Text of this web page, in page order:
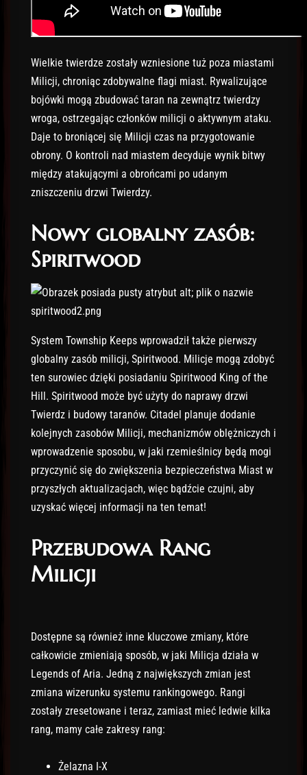
Wielkie twierdze zostały wzniesione tuż poza miastami
Milicji, chroniąc zdobywalne flagi miast. Rywalizujące
bojówki mogą zbudować taran na zewnątrz twierdzy
wroga, ostrzegając członków milicji o aktywnym ataku.
Daje to broniącej się Milicji czas na przygotowanie
obrony. O kontroli nad miastem decyduje wynik bitwy
między atakującymi a obrońcami po udanym
zniszczeniu drzwi Twierdzy.
Nowy globalny zasób:
Spiritwood
System Township Keeps wprowadził także pierwszy
globalny zasób milicji, Spiritwood. Milicje mogą zdobyć
ten surowiec dzięki posiadaniu Spiritwood King of the
Hill. Spiritwood może być użyty do naprawy drzwi
Twierdz i budowy taranów. Citadel planuje dodanie
kolejnych zasobów Milicji, mechanizmów oblężniczych i
wprowadzenie sposobu, w jaki rzemieślnicy będą mogi
przyczynić się do zwiększenia bezpieczeństwa Miast w
przyszłych aktualizacjach, więc bądźcie czujni, aby
uzyskać więcej informacji na ten temat!
Przebudowa Rang
Milicji
Dostępne są również inne kluczowe zmiany, które
całkowicie zmieniają sposób, w jaki Milicja działa w
Legends of Aria. Jedną z największych zmian jest
zmiana wizerunku systemu rankingowego. Rangi
zostały zresetowane i teraz, zamiast mieć ledwie kilka
rang, mamy całe zakresy rang:
Żelazna I-X